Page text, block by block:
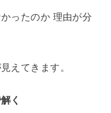
ったのか 理由が分
えてきます。
く